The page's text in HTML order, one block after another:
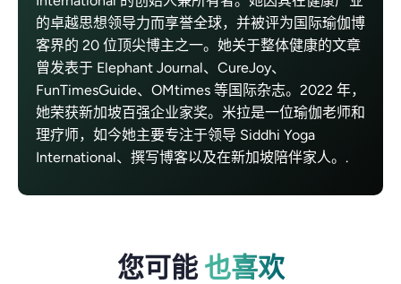
的卓越思想领导力而享誉全球，并被评为国际瑜伽博
客界的 20 位顶尖博主之一。她关于整体健康的文章
曾发表于 Elephant Journal、CureJoy、
FunTimesGuide、OMtimes 等国际杂志。2022 年，
她荣获新加坡百强企业家奖。米拉是一位瑜伽老师和
理疗师，如今她主要专注于领导 Siddhi Yoga
International、撰写博客以及在新加坡陪伴家人。.
您可能 也喜欢